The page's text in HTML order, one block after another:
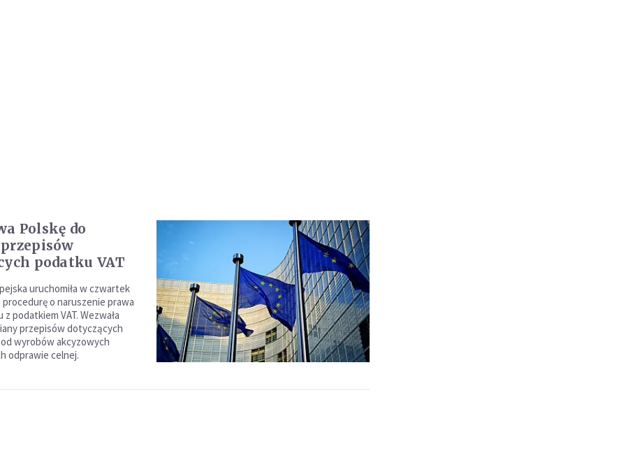
Polskę do
podatku VAT
uruchomiła w czwartek
o naruszenie prawa
z podatkiem VAT. Wezwała
przepisów dotyczących
wyrobów akcyzowych
odprawie celnej.